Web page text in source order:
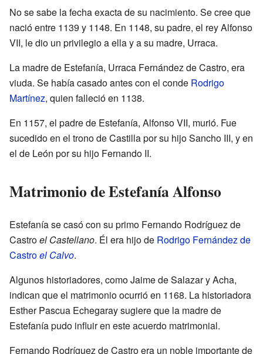
No se sabe la fecha exacta de su nacimiento. Se cree que
nació entre 1139 y 1148. En 1148, su padre, el rey Alfonso
VII, le dio un privilegio a ella y a su madre, Urraca.
La madre de Estefanía, Urraca Fernández de Castro, era
viuda. Se había casado antes con el conde Rodrigo
Martínez, quien falleció en 1138.
En 1157, el padre de Estefanía, Alfonso VII, murió. Fue
sucedido en el trono de Castilla por su hijo Sancho III, y en
el de León por su hijo Fernando II.
Matrimonio de Estefanía Alfonso
Estefanía se casó con su primo Fernando Rodríguez de
Castroel Castellano. Él era hijo de Rodrigo Fernández de
Castroel Calvo.
Algunos historiadores, como Jaime de Salazar y Acha,
indican que el matrimonio ocurrió en 1168. La historiadora
Esther Pascua Echegaray sugiere que la madre de
Estefanía pudo influir en este acuerdo matrimonial.
Fernando Rodríguez de Castro era un noble importante de